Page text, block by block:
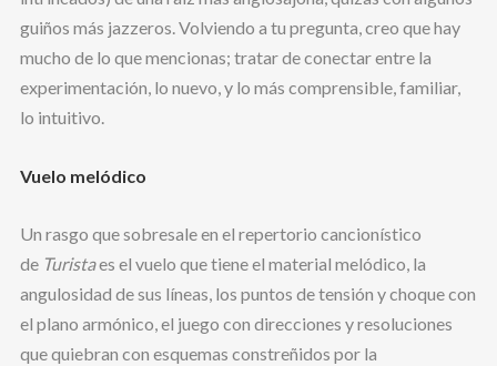
guiños más jazzeros. Volviendo a tu pregunta, creo que hay
mucho de lo que mencionas; tratar de conectar entre la
experimentación, lo nuevo, y lo más comprensible, familiar,
lo intuitivo.
Vuelo melódico
Un rasgo que sobresale en el repertorio cancionístico
de Turistaes el vuelo que tiene el material melódico, la
angulosidad de sus líneas, los puntos de tensión y choque con
el plano armónico, el juego con direcciones y resoluciones
que quiebran con esquemas constreñidos por la